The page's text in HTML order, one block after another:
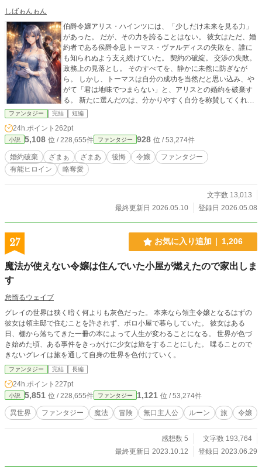
しばゎんゎん
伯爵令嬢アリス・ハインツには、「少しだけ未来を見る力」
があった。 だが、その力を誇ることはない。 彼女はただ、婚
約者である侯爵令息トーマス・ヴァルディスの失敗を、誰に
も知られぬよう支え続けていた。 契約の破綻。 交渉の失敗。
政務上の見落とし。 そのすべてを、静かに未然に防ぎなが
ら。 しかし、トーマスは自分の成功を当然だと思い込み、や
がて「君は地味でつまらない」と、アリスとの婚約を破棄す
る。 新たに選んだのは、分かりやすく自分を称賛してくれる
令嬢だった。 その後。 アリスがいなくなった彼の周囲では、
少しずつ歯車が狂い始める。 そして彼は、ようやく知ること
になる。 自分が有能だったのではない。 未来を視る彼女が、
陰で支え続けていただけだったのだと。 これは、地味と思わ
れながら、影から婚約者を支えていた才女の物語。
ファンタジー 完結 短編
24h.ポイント 262pt
小説 5,108 位 / 228,655件 ファンタジー 928 位 / 53,274件
婚約破棄 ざまぁ ざまあ 後悔 令嬢
ファンタジー
有能ヒロイン
略奪愛
文字数 13,013
最終更新日 2026.05.10
登録日 2026.05.08
27 お気に入り追加 1,206
魔法が使えない令嬢は住んでいた小屋が燃えたので家出しま
す
怠惰るウェイブ
グレイの世界は狭く暗く何よりも灰色だった。 本来なら領主令嬢となるはずの
彼女は領主邸で住むことを許されず、ボロ小屋で暮らしていた。 彼女はある
日、棚から落ちてきた一冊の本によって人生が変わることになる。 世界が色づ
き始めた頃、ある事件をきっかけに少女は旅をすることにした。 喋ることので
きないグレイは旅を通して自身の世界を色付けていく。
ファンタジー 完結 長編
24h.ポイント 227pt
小説 5,851 位 / 228,655件 ファンタジー 1,121 位 / 53,274件
異世界 ファンタジー 魔法 冒険 無口主人公 ルーン 旅 令嬢
感想数 5
文字数 193,764
最終更新日 2023.10.12
登録日 2023.06.29